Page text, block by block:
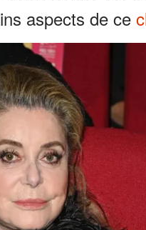
aspects de ce